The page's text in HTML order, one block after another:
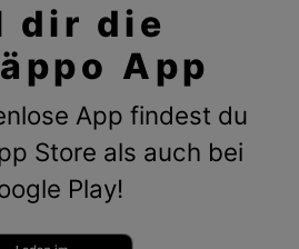
dir die
App
App findest du
Store als auch bei
Play!